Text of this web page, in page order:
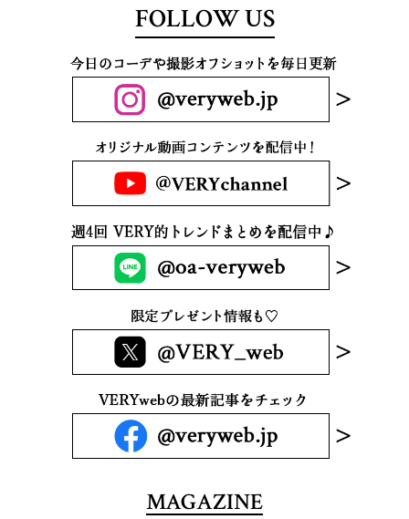
FOLLOW US
MAGAZINE